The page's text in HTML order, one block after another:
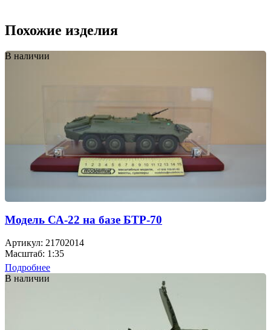
Похожие изделия
В наличии
Модель СА-22 на базе БТР-70
Артикул: 21702014
Масштаб: 1:35
Подробнее
В наличии